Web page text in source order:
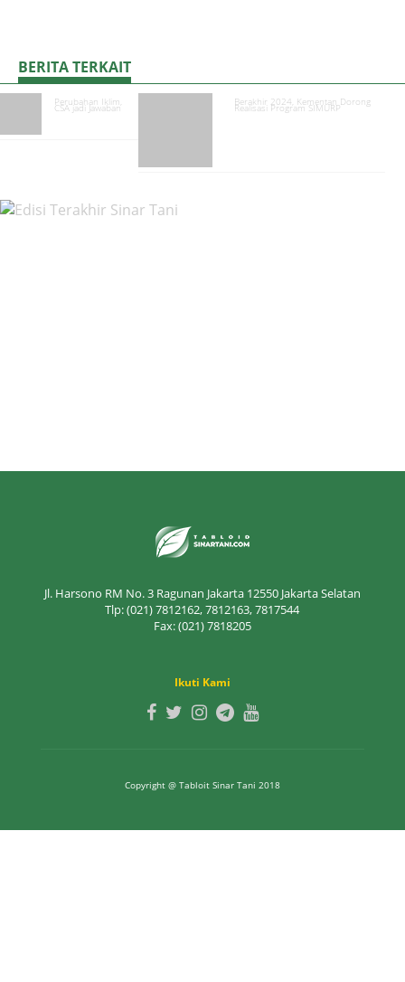
BERITA TERKAIT
Perubahan Iklim,
CSA jadi Jawaban Berakhir 2024, Kementan Dorong
Realisasi Program SIMURP
Jl. Harsono RM No. 3 Ragunan Jakarta 12550 Jakarta Selatan
Tlp: (021) 7812162, 7812163, 7817544
Fax: (021) 7818205
Ikuti Kami
Copyright @ Tabloit Sinar Tani 2018